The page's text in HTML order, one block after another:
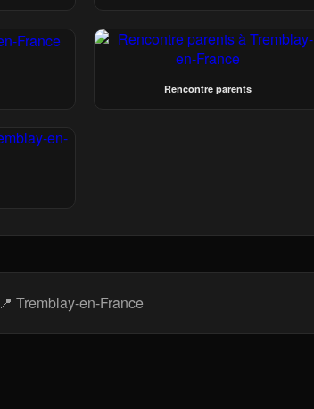
Rencontre parents
📍 Tremblay-en-France